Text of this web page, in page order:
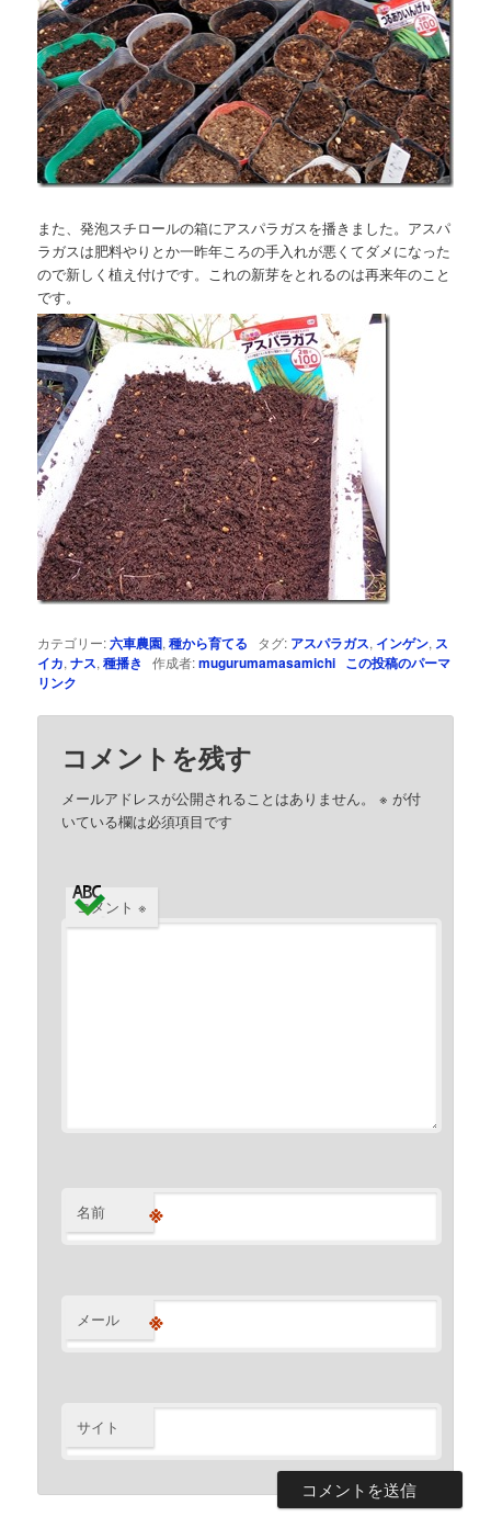
また、発泡スチロールの箱にアスパラガスを播きました。アスパ
ラガスは肥料やりとか一昨年ころの手入れが悪くてダメになった
ので新しく植え付けです。これの新芽をとれるのは再来年のこと
です。
カテゴリー:六車農園,種から育てる タグ: アスパラガス, インゲン, ス
イカ,ナス,種播き 作成者:mugurumamasamichi この投稿のパーマ
リンク
コメントを残す
メールアドレスが公開されることはありません。 ※ が付
いている欄は必須項目です
コメント※
名前 ※
メール ※
サイト